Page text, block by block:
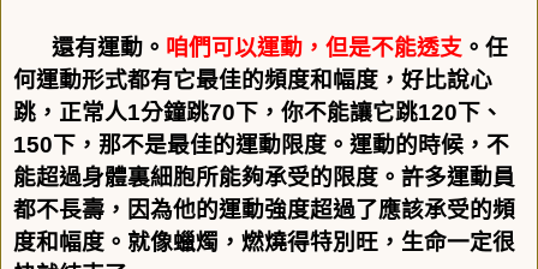
還有運動。 咱們可以運動，但是不能透支 。任
何運動形式都有它最佳的頻度和幅度，好比說心
跳，正常人1分鐘跳70下，你不能讓它跳120下、
150下，那不是最佳的運動限度。運動的時候，不
能超過身體裏細胞所能夠承受的限度。許多運動員
都不長壽，因為他的運動強度超過了應該承受的頻
度和幅度。就像蠟燭，燃燒得特別旺，生命一定很